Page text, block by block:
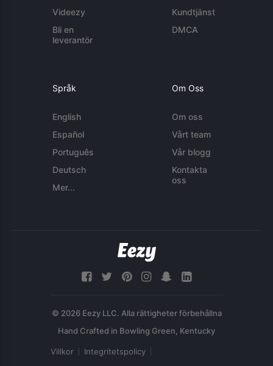
Videezy
Bli en
leverantör
Kundtjänst
DMCA
Språk
English
Español
Português
Deutsch
Mer...
Om Oss
Om oss
Vårt team
Vår blogg
Kontakta
oss
© 2026 Eezy LLC. Alla rättigheter förbehållna
Villkor Integritetspolicy